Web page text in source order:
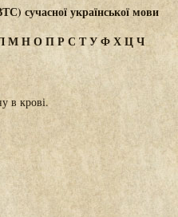
сучасної української мови
МНОПР СТУФХЦЧ
в крові.